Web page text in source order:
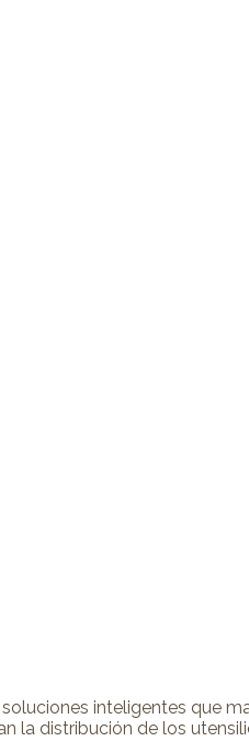
inteligentes que
la distribución de los